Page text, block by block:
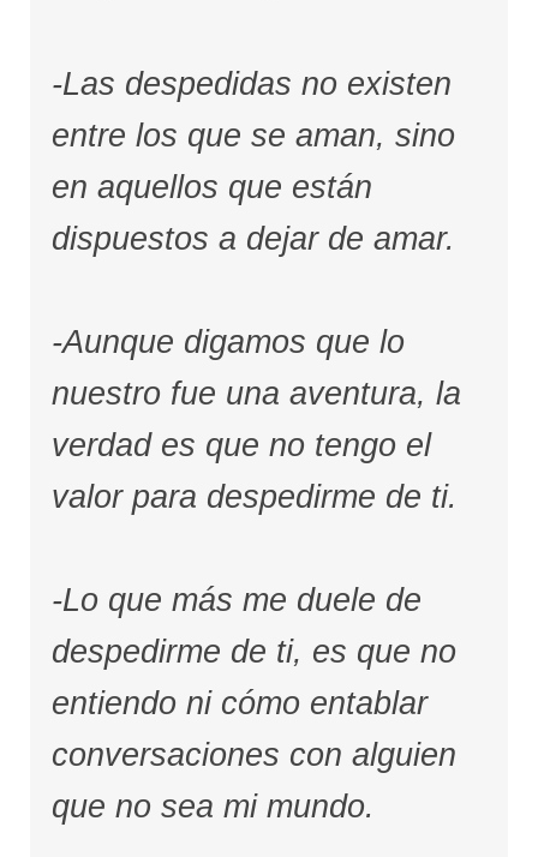
-Las despedidas no existen
entre los que se aman, sino
en aquellos que están
dispuestos a dejar de amar.
-Aunque digamos que lo
nuestro fue una aventura, la
verdad es que no tengo el
valor para despedirme de ti.
-Lo que más me duele de
despedirme de ti, es que no
entiendo ni cómo entablar
conversaciones con alguien
que no sea mi mundo.